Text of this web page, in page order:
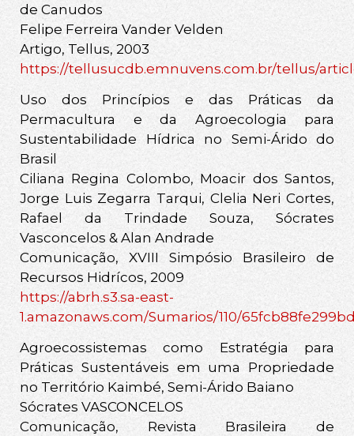
de Canudos
Felipe Ferreira Vander Velden
Artigo, Tellus, 2003
https://tellusucdb.emnuvens.com.br/tellus/
Uso dos Princípios e das Práticas da
Permacultura e da Agroecologia para
Sustentabilidade Hídrica no Semi-Árido do
Brasil
Ciliana Regina Colombo, Moacir dos Santos,
Jorge Luis Zegarra Tarqui, Clelia Neri Cortes,
Rafael da Trindade Souza, Sócrates
Vasconcelos & Alan Andrade
Comunicação, XVIII Simpósio Brasileiro de
Recursos Hidrícos, 2009
https://abrh.s3.sa-east-
1.amazonaws.com/Sumarios/110/
Agroecossistemas como Estratégia para
Práticas Sustentáveis em uma Propriedade
no Território Kaimbé, Semi-Árido Baiano
Sócrates VASCONCELOS
Comunicação, Revista Brasileira de